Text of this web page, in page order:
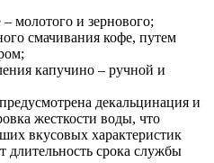
– молотого и зернового;
смачивания кофе, путем
капучино – ручной и
декальцинация и
жесткости воды, что
вкусовых характеристик
длительность срока службы